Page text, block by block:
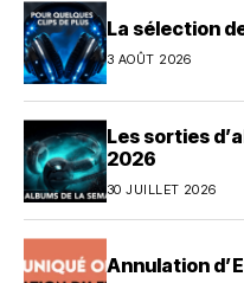
La sélection
3 AOÛT 2026
Les sorties
2026
30 JUILLET 2026
Annulation